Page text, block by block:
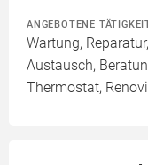
ANGEBOTENE
Wartung,
Austausch,
Thermostat,